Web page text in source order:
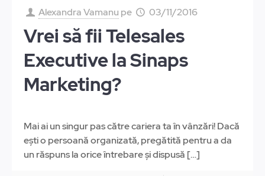
Alexandra Vamanu pe 03/11/2016
Vrei să fii Telesales
Executive la Sinaps
Marketing?
Mai ai un singur pas către cariera ta în vânzări! Dacă
ești o persoană organizată, pregătită pentru a da
un răspuns la orice întrebare și dispusă […]